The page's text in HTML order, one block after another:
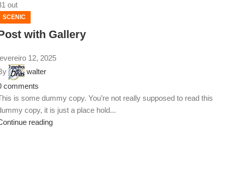
out
SCENIC
with Gallery
12, 2025
walter
comments
is some dummy copy. You’re not really supposed to read this
copy, it is just a place hold...
reading